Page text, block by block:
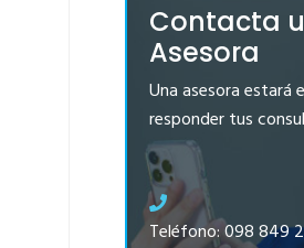
Contacta
Asesora
Una asesora estará
responder tus
Teléfono: 098 849